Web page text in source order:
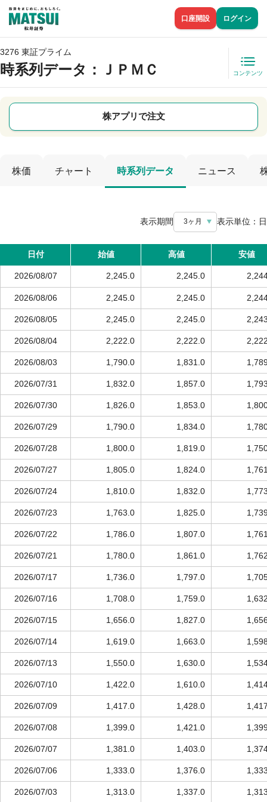
口座開設 ログイン
3276 東証プライム
時系列データ ：ＪＰＭＣ コンテンツ
株アプリで注文
株価 チャート 時系列データ ニュース
表示期間 3ヶ月 表示単位： 日
日付 始値 高値 安値
2026/08/07 2,245.0 2,245.0
2026/08/06 2,245.0 2,245.0
2026/08/05 2,245.0 2,245.0
2026/08/04 2,222.0 2,222.0
2026/08/03 1,790.0 1,831.0
2026/07/31 1,832.0 1,857.0
2026/07/30 1,826.0 1,853.0
2026/07/29 1,790.0 1,834.0
2026/07/28 1,800.0 1,819.0
2026/07/27 1,805.0 1,824.0
2026/07/24 1,810.0 1,832.0
2026/07/23 1,763.0 1,825.0
2026/07/22 1,786.0 1,807.0
2026/07/21 1,780.0 1,861.0
2026/07/17 1,736.0 1,797.0
2026/07/16 1,708.0 1,759.0
2026/07/15 1,656.0 1,827.0
2026/07/14 1,619.0 1,663.0
2026/07/13 1,550.0 1,630.0
2026/07/10 1,422.0 1,610.0
2026/07/09 1,417.0 1,428.0
2026/07/08 1,399.0 1,421.0
2026/07/07 1,381.0 1,403.0
2026/07/06 1,333.0 1,376.0
2026/07/03 1,313.0 1,337.0